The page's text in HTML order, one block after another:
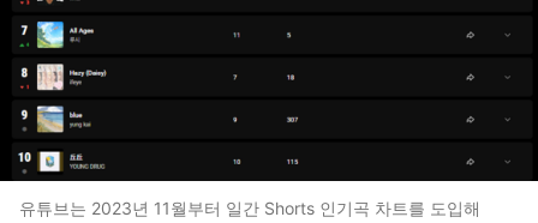
유튜브는 2023년 11월부터 일간 Shorts 인기곡 차트를 도입해